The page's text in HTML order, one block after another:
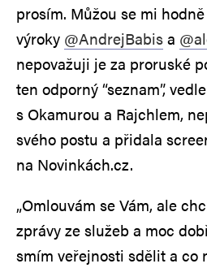
prosím. Můžou se mi
výroky @AndrejBabisa
nepovažuji je za proruské
ten odporný “seznam”,
s Okamurou a Rajchlem,
svého postu a přidala
na Novinkách.cz.
„Omlouvám se Vám, ale
zprávy ze služeb a moc
smím veřejnosti sdělit a co